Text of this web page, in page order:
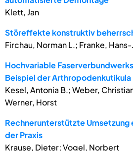
Klett, Jan
Störeffekte konstruktiv
Firchau, Norman L.; Franke,
Hochvariable
Beispiel der Arthropodenkutikula
Kesel, Antonia B.; Weber,
Werner, Horst
Rechnerunterstützte Umsetzung
der Praxis
Krause, Dieter; Vogel, Norbert